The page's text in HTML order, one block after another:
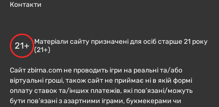
Контакти
21+
Матеріали сайту призначені для осіб старше 21 року
(21+)
Сайт zbirna.com не проводить ігри на реальні та/або
віртуальні гроші, також сайт не приймає ні в якій формі
оплату ставок та/інших платежів, які пов’язані/можуть
бути пов’язані з азартними іграми, букмекерами чи